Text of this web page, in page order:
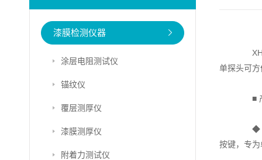
漆膜检测仪器
涂层电阻测试仪
锚纹仪
覆层测厚仪
漆膜测厚仪
附着力测试仪
单探头可
■ 产
◆
按键，专